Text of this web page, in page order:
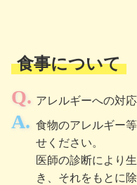
食事について
アレルギーへの対
食物のアレルギー
せください。
医師の診断により
き、それをもとに